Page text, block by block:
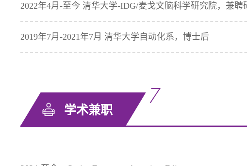
2022年4月-至今 清华大学-IDG/麦戈文脑科学研究院，兼聘
2019年7月-2021年7月 清华大学自动化系，博士后
学术兼职